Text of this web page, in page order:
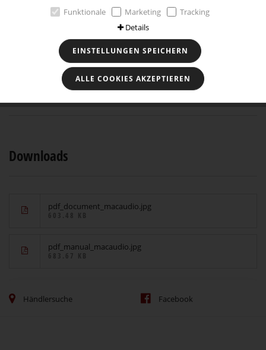
garantiert das mehrteilige Abdeckgitter inkl. Diamond-Cut-Logo und
Black-Rubber-Beschichtung.
Technische Daten
Besonderheiten
Downloads
pdf_document_macaudio.jpg
pdf_manual_macaudio.jpg
Händlersuche Facebook
Funktionale Marketing
Tracking
Details
EINSTELLUNGEN SPEICHERN
ALLE COOKIES AKZEPTIEREN